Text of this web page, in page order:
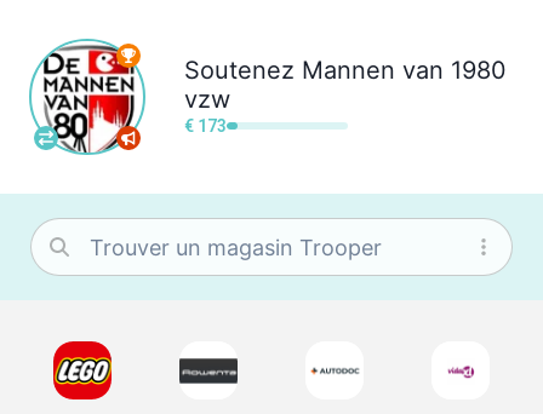
Soutenez Mannen van 1980
vzw
€ 173